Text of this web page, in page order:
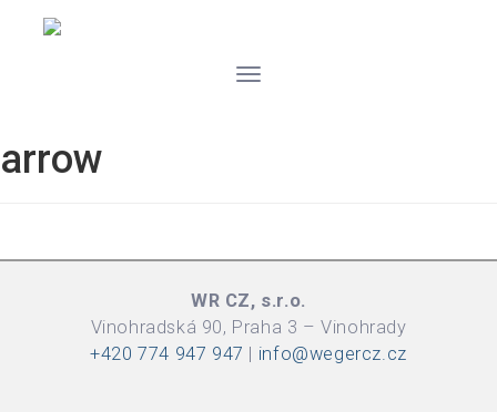
Toggle
arrow
WR CZ, s.r.o.
Vinohradská 90, Praha 3 – Vinohrady
+420 774 947 947 | info@wegercz.cz